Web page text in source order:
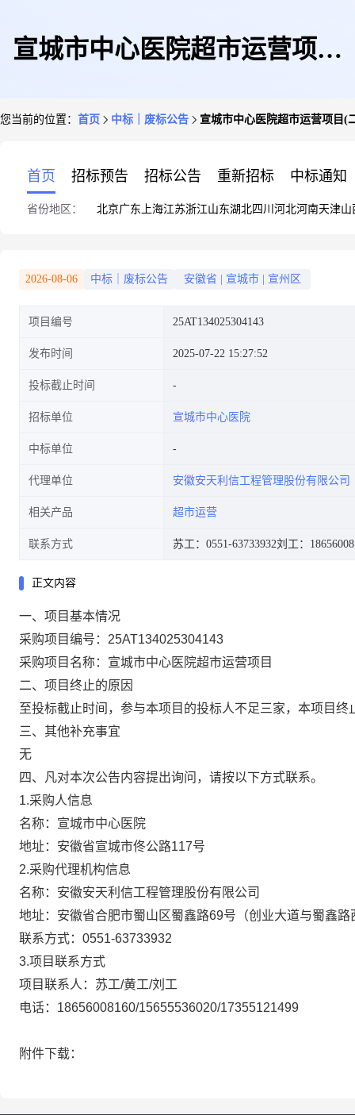
宣城市中心医院超市运营项目
您当前的位置： 首页 中标｜废标公告 宣城市中心医院超市运营项目(
首页 招标预告 招标公告 重新招标 中标通知
省份地区： 北京广东 上海江苏浙江山东湖北四川 河北河南天津山
2026-08-06 中标｜废标公告 安徽省 宣城市 宣州区
项目编号 25AT134025304143
发布时间 2025-07-22 15:27:52
投标截止时间
招标单位 宣城市中心医院
中标单位
代理单位 安徽安天利信工程管理股份有限公司
相关产品 超市运营
联系方式 苏工：0551-63733932刘工：
正文内容
一、项目基本情况
采购项目编号： 25AT134025304143
采购项目名称：宣城市中心医院超市运营项目
二、项目终止的原因
至投标截止时间，参与本项目的投标人不足三家， 本项目终
三、其他补充事宜
无
四、凡对本次公告内容提出询问，请按以下方式联系。
1.采购人信息
名称：宣城市中心医院
地址：安徽省宣城市佟公路117号
2.采购代理机构信息
名称：安徽安天利信工程管理股份有限公司
地址：安徽省合肥市蜀山区蜀鑫路69号（创业大道与蜀鑫路
联系方式： 0551-63733932
3.项目联系方式
项目联系人：苏工/黄工/刘工
电话： 18656008160/15655536020/17355121499
附件下载：